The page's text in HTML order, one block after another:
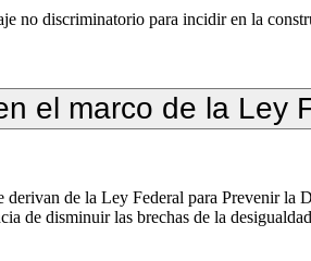
no discriminatorio para incidir en la
el marco de la Ley
de la Ley Federal para Prevenir
de disminuir las brechas de la